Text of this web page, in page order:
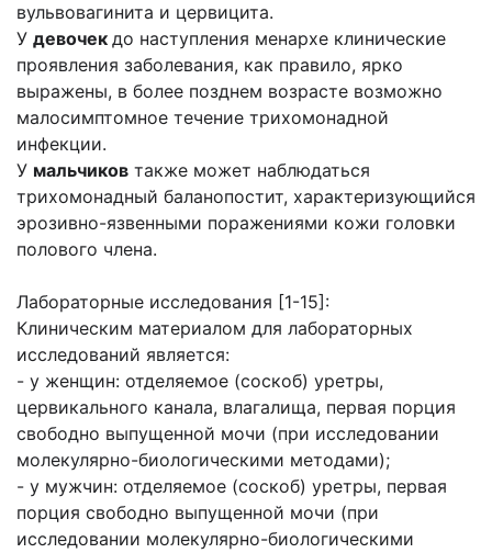
вульвовагинита и цервицита.
У девочек до наступления менархе клинические
проявления заболевания, как правило, ярко
выражены, в более позднем возрасте возможно
малосимптомное течение трихомонадной
инфекции.
У мальчиков также может наблюдаться
трихомонадный баланопостит, характеризующийся
эрозивно-язвенными поражениями кожи головки
полового члена.
Лабораторные исследования [1-15]:
Клиническим материалом для лабораторных
исследований является:
- у женщин: отделяемое (соскоб) уретры,
цервикального канала, влагалища, первая порция
свободно выпущенной мочи (при исследовании
молекулярно-биологическими методами);
- у мужчин: отделяемое (соскоб) уретры, первая
порция свободно выпущенной мочи (при
исследовании молекулярно-биологическими